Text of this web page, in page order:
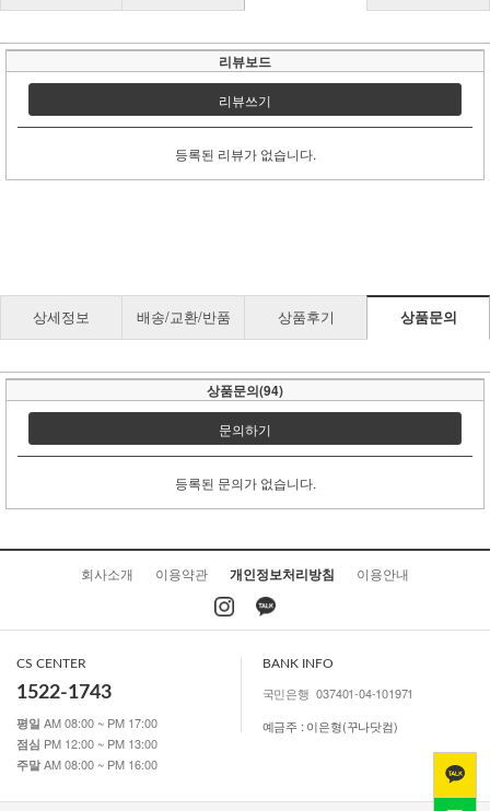
리뷰보드
리뷰쓰기
등록된 리뷰가 없습니다.
상세정보 배송/교환/반품 상품후기 상품문의
상품문의(94)
문의하기
등록된 문의가 없습니다.
회사소개 이용약관 개인정보처리방침 이용안내
CS CENTER
1522-1743
평일 AM 08:00 ~ PM 17:00
점심 PM 12:00 ~ PM 13:00
주말 AM 08:00 ~ PM 16:00
BANK INFO
국민은행 037401-04-101971
예금주 : 이은형(꾸나닷컴)